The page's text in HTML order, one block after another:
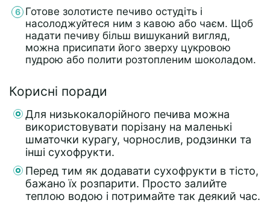
Готове золотисте печиво остудіть і
насолоджуйтеся ним з кавою або чаєм. Щоб
надати печиву більш вишуканий вигляд,
можна присипати його зверху цукровою
пудрою або полити розтопленим шоколадом.
Корисні поради
Для низькокалорійного печива можна
використовувати порізану на маленькі
шматочки курагу, чорнослив, родзинки та
інші сухофрукти.
Перед тим як додавати сухофрукти в тісто,
бажано їх розпарити. Просто залийте
теплою водою і потримайте так деякий час.